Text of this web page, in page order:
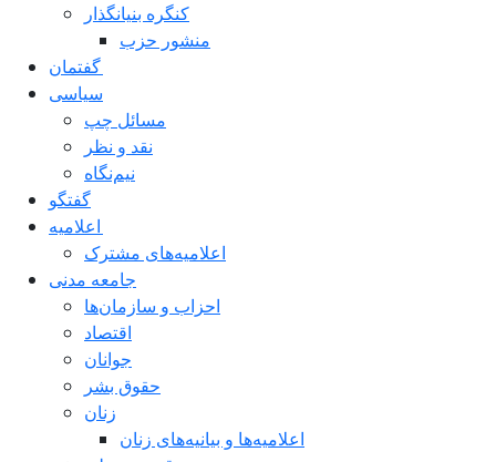
کنگره بنیانگذار
منشور حزب
سياسی
مسائل چپ
نقد و نظر
نیم‌نگاه
گفتگو
اعلامیه‌های مشترک
جامعه مدنی
احزاب و سازمان‌ها
اقتصاد
جوانان
حقوق بشر
زنان
اعلامیه‌ها و بیانیه‌های زنان